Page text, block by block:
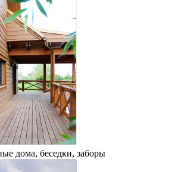
дома, беседки, заборы